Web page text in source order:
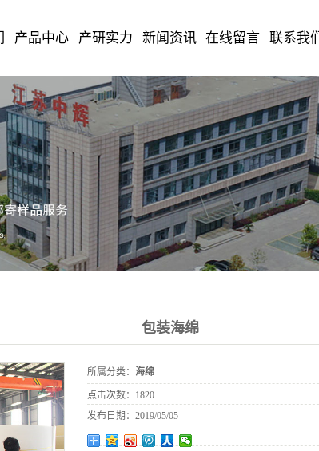
产品中心 产研实力 新闻资讯 在线留言 联系我们
包装海绵
所属分类： 海绵
点击次数：
1820
发布日期： 2019/05/05